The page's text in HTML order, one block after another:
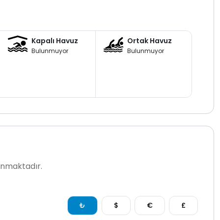
Kapalı Havuz
Bulunmuyor
Ortak Havuz
Bulunmuyor
₺ $ € £